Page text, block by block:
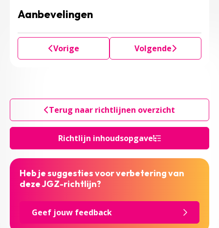
Richtlijn inhoudsopgave
Aanbevelingen
Vorige Volgende
Terug naar richtlijnen overzicht
Heb je suggesties voor verbetering van
deze JGZ-richtlijn?
Geef jouw feedback